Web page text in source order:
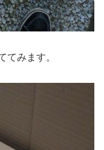
てみます。